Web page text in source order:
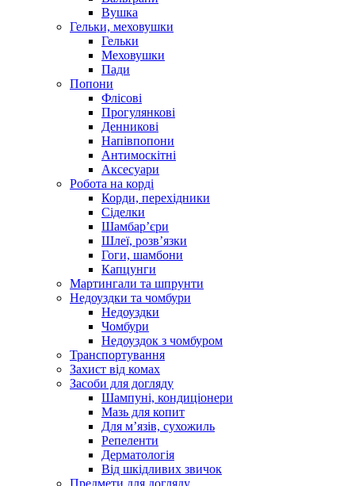
Вушка
Гельки, меховушки
Гельки
Меховушки
Пади
Попони
Флісові
Прогулянкові
Денникові
Напівпопони
Антимоскітні
Аксесуари
Робота на корді
Корди, перехідники
Сіделки
Шамбар’єри
Шлеї, розв’язки
Гоги, шамбони
Капцунги
Мартингали та шпрунти
Недоуздки та чомбури
Недоуздки
Чомбури
Недоуздок з чомбуром
Транспортування
Захист від комах
Засоби для догляду
Шампуні, кондиціонери
Мазь для копит
Для м’язів, сухожиль
Репеленти
Дерматологія
Від шкідливих звичок
Предмети для догляду